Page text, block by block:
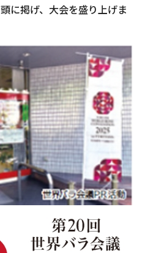
に掲げ、大会を盛り上げま